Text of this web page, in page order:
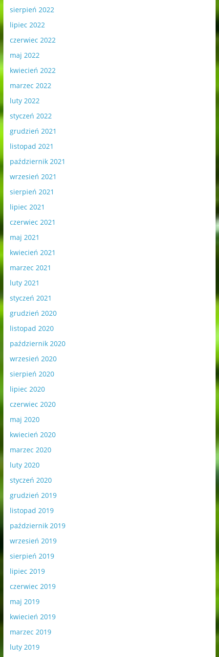
sierpień 2022
lipiec 2022
czerwiec 2022
maj 2022
kwiecień 2022
marzec 2022
luty 2022
styczeń 2022
grudzień 2021
listopad 2021
październik 2021
wrzesień 2021
sierpień 2021
lipiec 2021
czerwiec 2021
maj 2021
kwiecień 2021
marzec 2021
luty 2021
styczeń 2021
grudzień 2020
listopad 2020
październik 2020
wrzesień 2020
sierpień 2020
lipiec 2020
czerwiec 2020
maj 2020
kwiecień 2020
marzec 2020
luty 2020
styczeń 2020
grudzień 2019
listopad 2019
październik 2019
wrzesień 2019
sierpień 2019
lipiec 2019
czerwiec 2019
maj 2019
kwiecień 2019
marzec 2019
luty 2019